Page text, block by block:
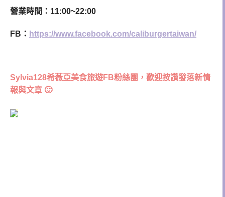
營業時間：11:00~22:00
FB： https://www.facebook.com/caliburgertaiwan/
Sylvia128希薇亞美食旅遊FB粉絲團，歡迎按讚發落新情
報與文章 🙂